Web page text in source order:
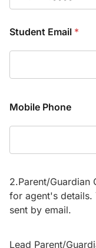
Student Email *
Mobile Phone
2.Parent/Guardian
for agent's
sent by email.
Lead Parent/